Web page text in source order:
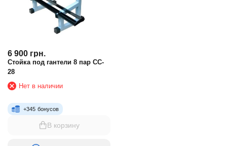
6 900 грн.
Стойка под гантели 8 пар CC-
28
Нет в наличии
+345 бонусов
В корзину